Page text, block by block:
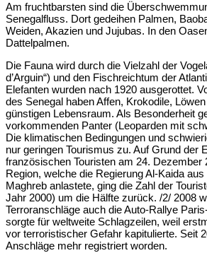
Am fruchtbarsten sind die
Senegalfluss. Dort gedeihen Palmen,
Weiden, Akazien und Jujubas. In den
Dattelpalmen.
Die Fauna wird durch die Vielzahl der
d’Arguin“) und den Fischreichtum der
Elefanten wurden nach 1920 ausgerottet.
des Senegal haben Affen, Krokodile,
günstigen Lebensraum. Als Besonderheit
vorkommenden Panter (Leoparden mit
Die klimatischen Bedingungen und
nur geringen Tourismus zu. Auf Grund der
französischen Touristen am 24. Dezember
Region, welche die Regierung Al-Kaida
Maghreb anlastete, ging die Zahl der
Jahr 2000) um die Hälfte zurück. /2/ 2008
Terroranschläge auch die Auto-Rallye
sorgte für weltweite Schlagzeilen, weil
vor terroristischer Gefahr kapitulierte. Seit
Anschläge mehr registriert worden.